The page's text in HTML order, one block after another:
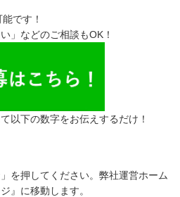
です！
」などのご相談もOK！
以下の数字をお伝えするだけ！
を押してください。弊社運営ホーム
』に移動します。